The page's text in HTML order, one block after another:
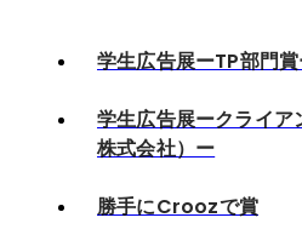
学生広告展ーTP部門
学生広告展ークライ
株式会社）ー
勝手にCroozで賞